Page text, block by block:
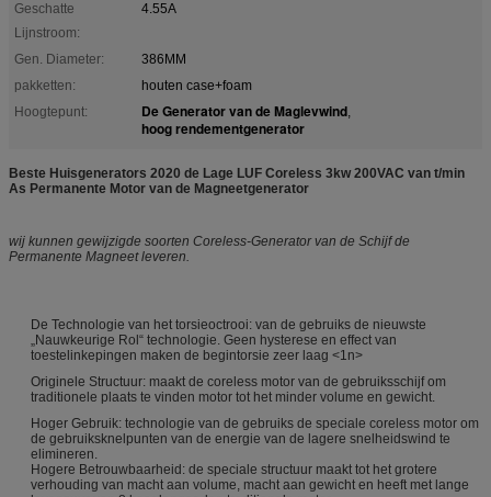
Geschatte
Lijnstroom:
4.55A
Gen. Diameter:
386MM
pakketten:
houten case+foam
Hoogtepunt:
De Generator van de Maglevwind,
hoog rendementgenerator
Beste Huisgenerators 2020 de Lage LUF Coreless 3kw 200VAC van t/min
As Permanente Motor van de Magneetgenerator
wij kunnen gewijzigde soorten Coreless-Generator van de Schijf de
Permanente Magneet leveren.
De Technologie van het torsieoctrooi: van de gebruiks de nieuwste
„Nauwkeurige Rol“ technologie. Geen hysterese en effect van
toestelinkepingen maken de begintorsie zeer laag <1n>
Originele Structuur: maakt de coreless motor van de gebruiksschijf om
traditionele plaats te vinden motor tot het minder volume en gewicht.
Hoger Gebruik: technologie van de gebruiks de speciale coreless motor om
de gebruiksknelpunten van de energie van de lagere snelheidswind te
elimineren.
Hogere Betrouwbaarheid: de speciale structuur maakt tot het grotere
verhouding van macht aan volume, macht aan gewicht en heeft met lange